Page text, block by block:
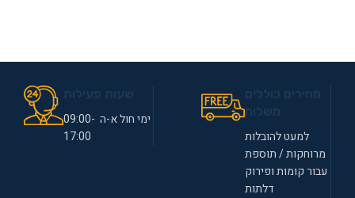
למעט להובלות
מרוחקות / תוספת
עבור קומות ופירוק
דלתות
ימי חול א-ה 09:00-
17:00